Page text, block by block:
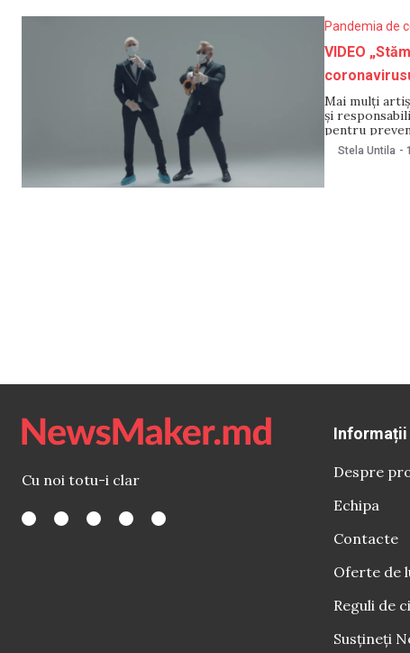
Pandemia de
VIDEO
Mai mulți
și
pentru
video cu
COVID-19.
Stela Untila -
Cu noi totu-i clar
Informații
Despre
Echipa
Contacte
Oferte de
Reguli de
Susțineți